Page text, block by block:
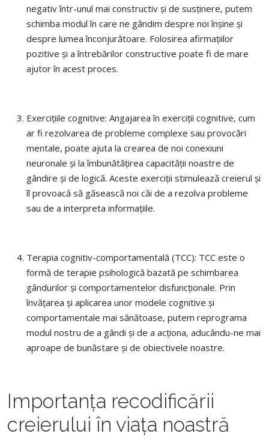
negativ într-unul mai constructiv și de susținere, putem
schimba modul în care ne gândim despre noi înșine și
despre lumea înconjurătoare. Folosirea afirmațiilor
pozitive și a întrebărilor constructive poate fi de mare
ajutor în acest proces.
Exercițiile cognitive: Angajarea în exerciții cognitive, cum
ar fi rezolvarea de probleme complexe sau provocări
mentale, poate ajuta la crearea de noi conexiuni
neuronale și la îmbunătățirea capacității noastre de
gândire și de logică. Aceste exerciții stimulează creierul și
îl provoacă să găsească noi căi de a rezolva probleme
sau de a interpreta informațiile.
Terapia cognitiv-comportamentală (TCC): TCC este o
formă de terapie psihologică bazată pe schimbarea
gândurilor și comportamentelor disfuncționale. Prin
învățarea și aplicarea unor modele cognitive și
comportamentale mai sănătoase, putem reprograma
modul nostru de a gândi și de a acționa, aducându-ne mai
aproape de bunăstare și de obiectivele noastre.
Importanța recodificării
creierului în viața noastră